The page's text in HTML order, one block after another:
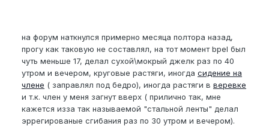
на форум наткнулся примерно месяца полтора назад,
прогу как таковую не составлял, на тот момент bpel был
чуть меньше 17, делал сухой\мокрый джелк раз по 40
утром и вечером, круговые растяги, иногда сидение на
члене ( заправлял под бедро), иногда растяги в веревке
и т.к. член у меня загнут вверх ( прилично так, мне
кажется изза так называемой "стальной ленты" делал
эррегированые сгибания раз по 30 утром и вечером).